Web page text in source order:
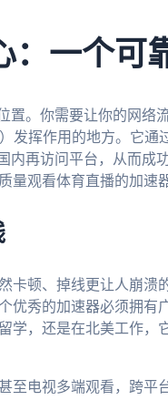
：一个可
置。你需要让你的网络
发挥作用的地方。它通
内再访问平台，从而成
量观看体育直播的加速
卡顿、掉线更让人崩溃
优秀的加速器必须拥有
学，还是在北美工作，
至电视多端观看，跨平